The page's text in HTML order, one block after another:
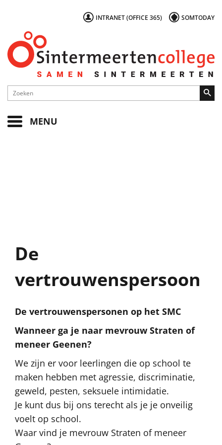
INTRANET (OFFICE 365) SOMTODAY
MENU
De
vertrouwenspersoon
De vertrouwenspersonen op het SMC
Wanneer ga je naar mevrouw Straten of
meneer Geenen?
We zijn er voor leerlingen die op school te
maken hebben met agressie, discriminatie,
geweld, pesten, seksuele intimidatie.
Je kunt dus bij ons terecht als je je onveilig
voelt op school.
Waar vind je mevrouw Straten of meneer